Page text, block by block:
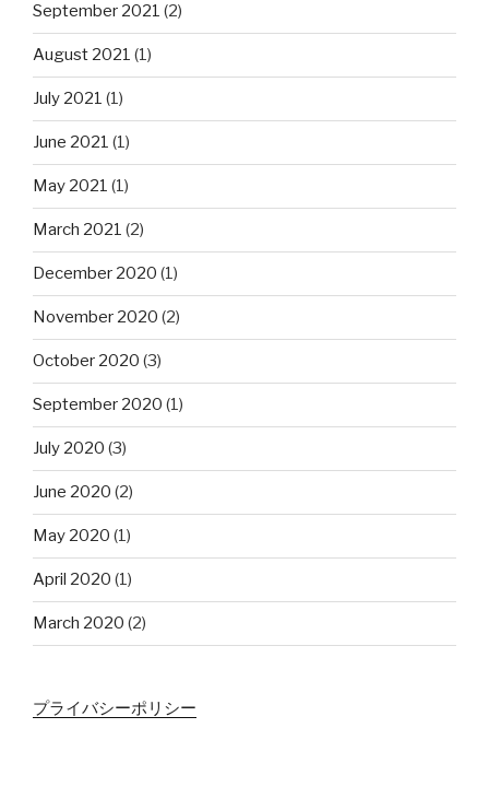
September 2021 (2)
August 2021 (1)
July 2021 (1)
June 2021 (1)
May 2021 (1)
March 2021 (2)
December 2020 (1)
November 2020 (2)
October 2020 (3)
September 2020 (1)
July 2020 (3)
June 2020 (2)
May 2020 (1)
April 2020 (1)
March 2020 (2)
プライバシーポリシー